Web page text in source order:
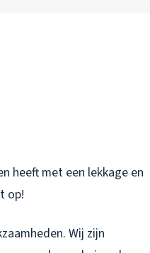
heeft met een lekkage en
op!
Wij zijn